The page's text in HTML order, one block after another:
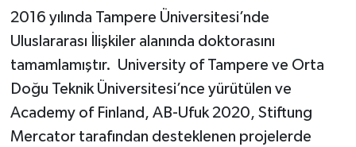
2016 yılında Tampere Üniversitesi’nde
Uluslararası İlişkiler alanında doktorasını
tamamlamıştır. University of Tampere ve Orta
Doğu Teknik Üniversitesi’nce yürütülen ve
Academy of Finland, AB-Ufuk 2020, Stiftung
Mercator tarafından desteklenen projelerde